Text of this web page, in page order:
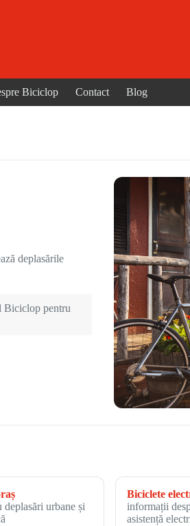
Biciclop Contact Blog
deplasările
Biciclop pentru
deplasări urbane și
Biciclete
informații
asistență